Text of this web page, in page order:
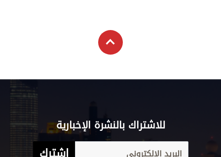
للاشتراك بالنشرة الإخبارية